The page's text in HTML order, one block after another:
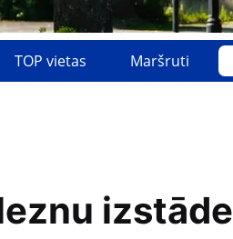
TOP vietas Maršruti
izstāde